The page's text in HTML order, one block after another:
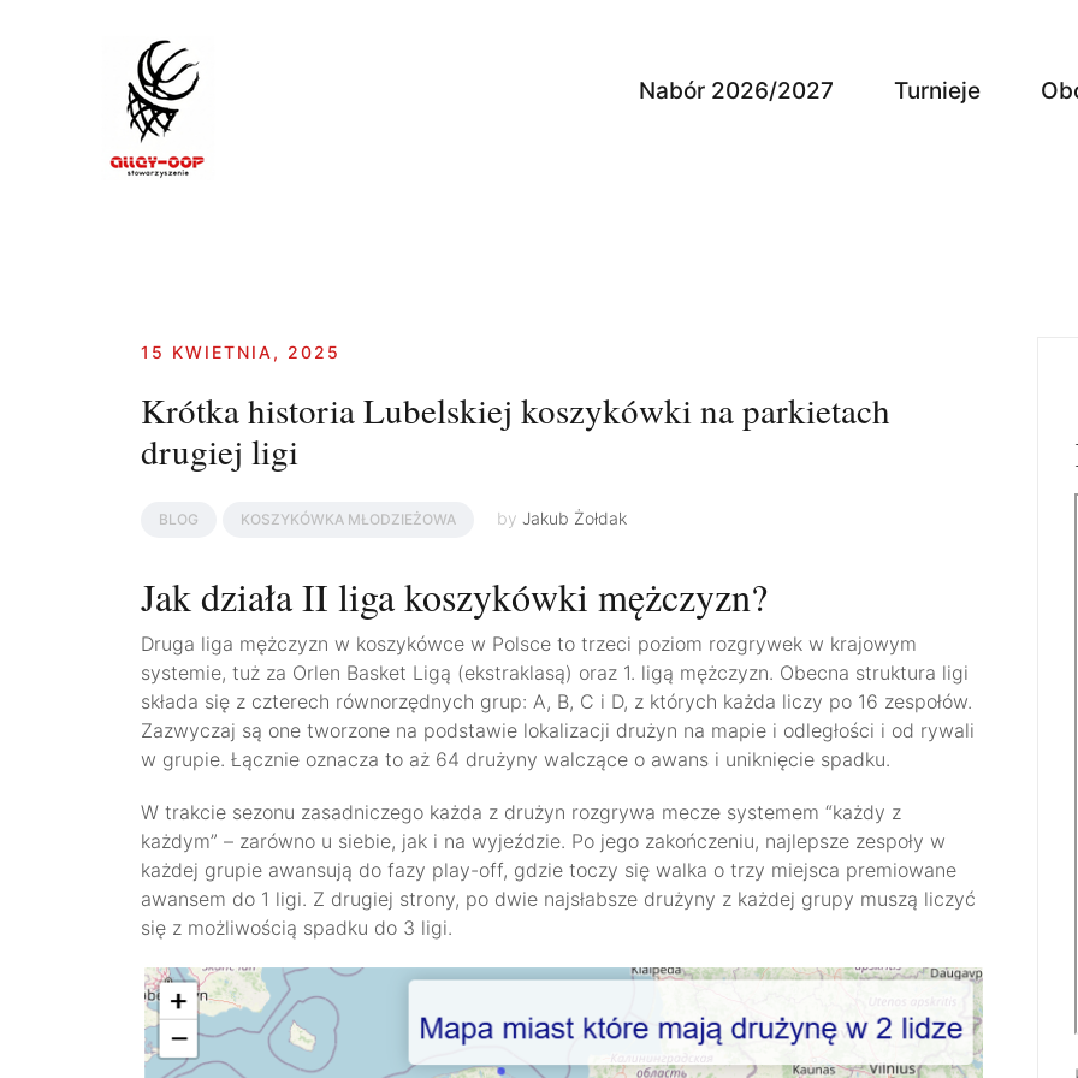
Nabór 2026/2027 Turnieje
15 KWIETNIA, 2025
Krótka historia Lubelskiej koszykówki na parkietach
drugiej ligi
BLOG KOSZYKÓWKA MŁODZIEŻOWA by Jakub Żołdak
Jak działa II liga koszykówki mężczyzn?
Druga liga mężczyzn w koszykówce w Polsce to trzeci poziom rozgrywek w krajowym
systemie, tuż za Orlen Basket Ligą (ekstraklasą) oraz 1. ligą mężczyzn. Obecna struktura ligi
składa się z czterech równorzędnych grup: A, B, C i D, z których każda liczy po 16 zespołów.
Zazwyczaj są one tworzone na podstawie lokalizacji drużyn na mapie i odległości i od rywali
w grupie. Łącznie oznacza to aż 64 drużyny walczące o awans i uniknięcie spadku.
W trakcie sezonu zasadniczego każda z drużyn rozgrywa mecze systemem “każdy z
każdym” – zarówno u siebie, jak i na wyjeździe. Po jego zakończeniu, najlepsze zespoły w
każdej grupie awansują do fazy play-off, gdzie toczy się walka o trzy miejsca premiowane
awansem do 1 ligi. Z drugiej strony, po dwie najsłabsze drużyny z każdej grupy muszą liczyć
się z możliwością spadku do 3 ligi.